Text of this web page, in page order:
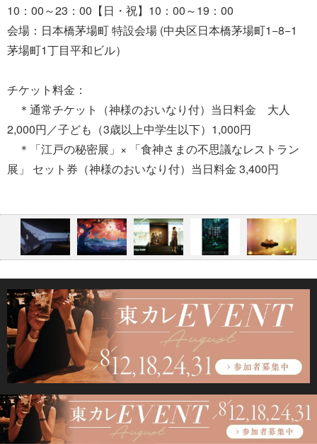
10：00～23：00【日・祝】10：00～19：00
会場：日本橋茅場町 特設会場 (中央区日本橋茅場町1−8−1
茅場町1丁目平和ビル）
チケット料金：
＊通常チケット（神様のおいなり付）当日料金 大人
2,000円／子ども（3歳以上中学生以下）1,000円
＊「江戸の秘密展」× 「食神さまの不思議なレストラン
展」 セット券（神様のおいなり付）当日料金 3,400円
この記事を読んだ人におすすめ